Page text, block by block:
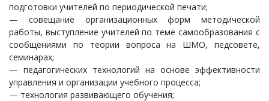
подготовки учителей по периодической печати;
— совещание организационных форм методической
работы, выступление учителей по теме самообразования с
сообщениями по теории вопроса на ШМО, педсовете,
семинарах;
— педагогических технологий на основе эффективности
управления и организации учебного процесса;
— технология развивающего обучения;